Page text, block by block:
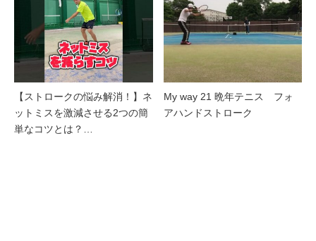
【ストロークの悩み解消！】ネ
ットミスを激減させる2つの簡
単なコツとは？…
My way 21 晩年テニス フォ
アハンドストローク